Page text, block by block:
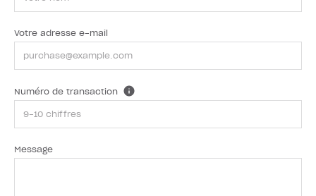
Votre adresse e-mail
Numéro de transaction
Message